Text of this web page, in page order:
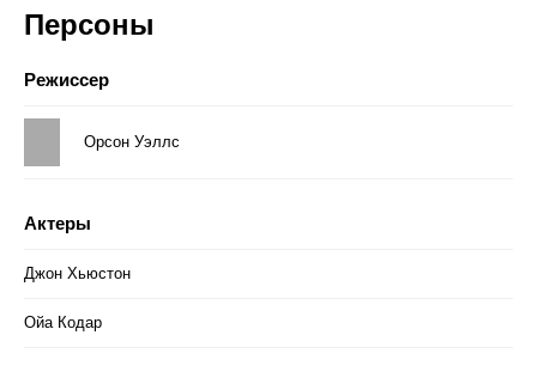
Персоны
Режиссер
Орсон Уэллс
Актеры
Джон Хьюстон
Ойа Кодар